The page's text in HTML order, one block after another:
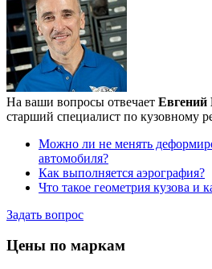
На ваши вопросы отвечает
старший специалист по кузовному
Можно ли не менять
автомобиля?
Как выполняется аэрография?
Что такое геометрия кузова и
Задать вопрос
Цены по маркам